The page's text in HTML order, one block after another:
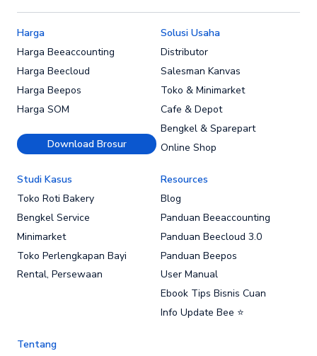
Harga
Harga Beeaccounting
Harga Beecloud
Harga Beepos
Harga SOM
Download Brosur
Solusi Usaha
Distributor
Salesman Kanvas
Toko & Minimarket
Cafe & Depot
Bengkel & Sparepart
Online Shop
Studi Kasus
Toko Roti Bakery
Bengkel Service
Minimarket
Toko Perlengkapan Bayi
Rental, Persewaan
Resources
Blog
Panduan Beeaccounting
Panduan Beecloud 3.0
Panduan Beepos
User Manual
Ebook Tips Bisnis Cuan
Info Update Bee ⭐
Tentang